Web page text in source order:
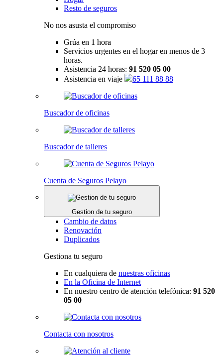
Resto de seguros
No nos asusta el compromiso
Grúa en 1 hora
Servicios urgentes en el hogar en menos de 3
horas.
Asistencia 24 horas: 91 520 05 00
Asistencia en viaje
65 111 88 88
Buscador de oficinas
Buscador de talleres
Cuenta de Seguros Pelayo
Gestion de tu seguro
Cambio de datos
Renovación
Duplicados
Gestiona tu seguro
En cualquiera de nuestras oficinas
En la Oficina de Internet
En nuestro centro de atención telefónica: 91 520
05 00
Contacta con nosotros